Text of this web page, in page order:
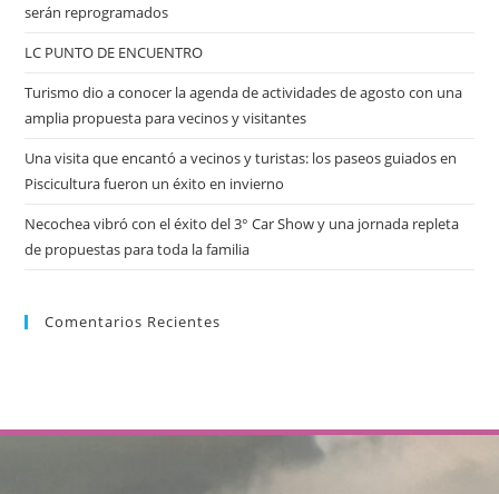
serán reprogramados
LC PUNTO DE ENCUENTRO
Turismo dio a conocer la agenda de actividades de agosto con una
amplia propuesta para vecinos y visitantes
Una visita que encantó a vecinos y turistas: los paseos guiados en
Piscicultura fueron un éxito en invierno
Necochea vibró con el éxito del 3° Car Show y una jornada repleta
de propuestas para toda la familia
Comentarios Recientes